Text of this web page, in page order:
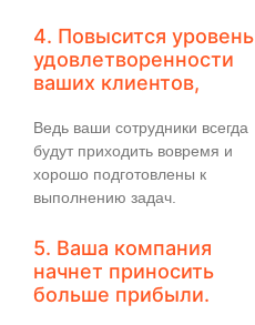
4. Повысится уровень
удовлетворенности
ваших клиентов,
Ведь ваши сотрудники всегда
будут приходить вовремя и
хорошо подготовлены к
выполнению задач.
5. Ваша компания
начнет приносить
больше прибыли.